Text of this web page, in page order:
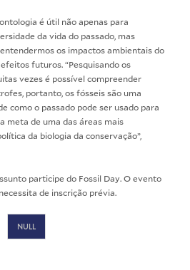
é útil não apenas para
da vida do passado, mas
os impactos ambientais do
futuros. “Pesquisando os
vezes é possível compreender
portanto, os fósseis são uma
como o passado pode ser usado para
meta de uma das áreas mais
da biologia da conservação”,
participe do Fossil Day. O evento
de inscrição prévia.
NULL